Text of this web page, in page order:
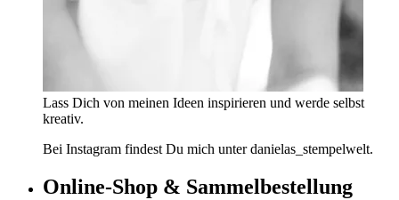
Lass Dich von meinen Ideen inspirieren und werde selbst
kreativ.
Bei Instagram findest Du mich unter danielas_stempelwelt.
Online-Shop & Sammelbestellung